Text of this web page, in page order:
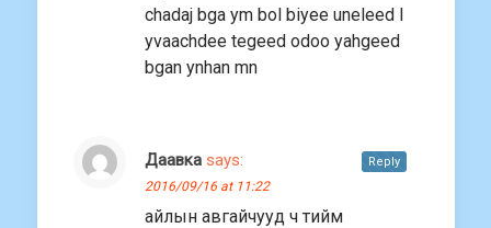
chadaj bga ym bol biyee uneleed l
yvaachdee tegeed odoo yahgeed
bgan ynhan mn
Даавка says:
2016/09/16 at 11:22
айлын авгайчууд ч тийм
Reply